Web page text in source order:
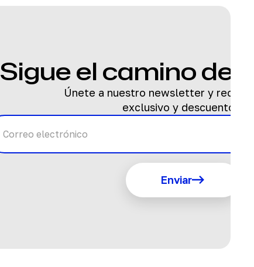
Sigue el camino del
Únete a nuestro newsletter y recibe
exclusivo y descuentos.
Enviar